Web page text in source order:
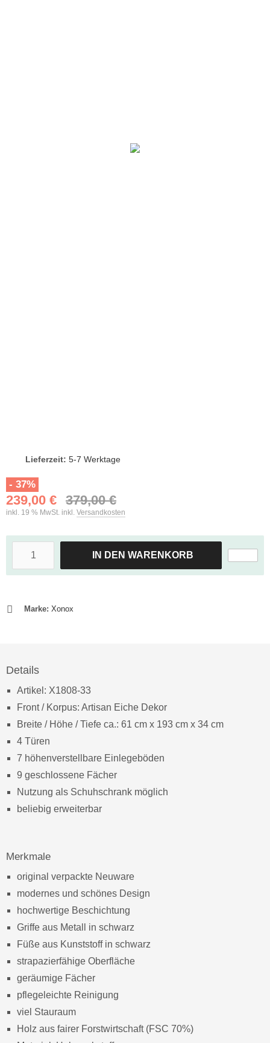
Lieferzeit: 5-7 Werktage
- 37%
239,00 € 379,00 €
inkl. 19 % MwSt. inkl. Versandkosten
IN DEN WARENKORB
Marke: Xonox
Details
Artikel: X1808-33
Front / Korpus: Artisan Eiche Dekor
Breite / Höhe / Tiefe ca.: 61 cm x 193 cm x 34 cm
4 Türen
7 höhenverstellbare Einlegeböden
9 geschlossene Fächer
Nutzung als Schuhschrank möglich
beliebig erweiterbar
Merkmale
original verpackte Neuware
modernes und schönes Design
hochwertige Beschichtung
Griffe aus Metall in schwarz
Füße aus Kunststoff in schwarz
strapazierfähige Oberfläche
geräumige Fächer
pflegeleichte Reinigung
viel Stauraum
Holz aus fairer Forstwirtschaft (FSC 70%)